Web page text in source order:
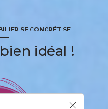
SE CONCRÉTISE
idéal !